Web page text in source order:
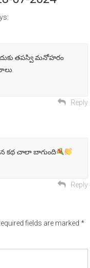
తపస్వి మనోహరం
Reply
కథ చాలా బాగుంది
Reply
fields are marked*